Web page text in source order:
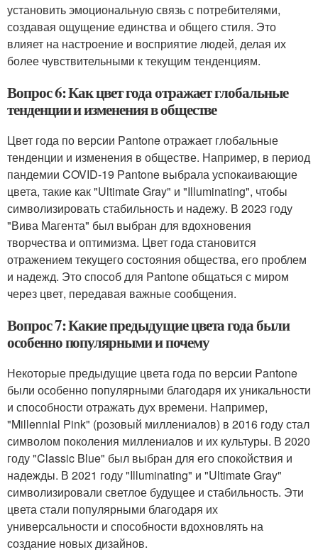
установить эмоциональную связь с потребителями,
создавая ощущение единства и общего стиля. Это
влияет на настроение и восприятие людей, делая их
более чувствительными к текущим тенденциям.
Вопрос 6: Как цвет года отражает глобальные
тенденции и изменения в обществе
Цвет года по версии Pantone отражает глобальные
тенденции и изменения в обществе. Например, в период
пандемии COVID-19 Pantone выбрала успокаивающие
цвета, такие как "Ultimate Gray" и "Illuminating", чтобы
символизировать стабильность и надежу. В 2023 году
"Вива Магента" был выбран для вдохновения
творчества и оптимизма. Цвет года становится
отражением текущего состояния общества, его проблем
и надежд. Это способ для Pantone общаться с миром
через цвет, передавая важные сообщения.
Вопрос 7: Какие предыдущие цвета года были
особенно популярными и почему
Некоторые предыдущие цвета года по версии Pantone
были особенно популярными благодаря их уникальности
и способности отражать дух времени. Например,
"Millennial Pink" (розовый миллениалов) в 2016 году стал
символом поколения миллениалов и их культуры. В 2020
году "Classic Blue" был выбран для его спокойствия и
надежды. В 2021 году "Illuminating" и "Ultimate Gray"
символизировали светлое будущее и стабильность. Эти
цвета стали популярными благодаря их
универсальности и способности вдохновлять на
создание новых дизайнов.